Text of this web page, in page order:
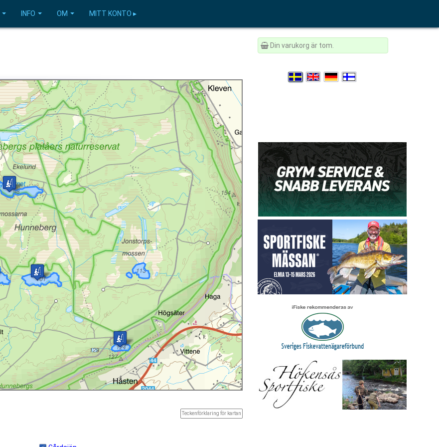
INFO OM MITT KONTO ▸
Teckenförklaring för kartan
Din varukorg är tom.